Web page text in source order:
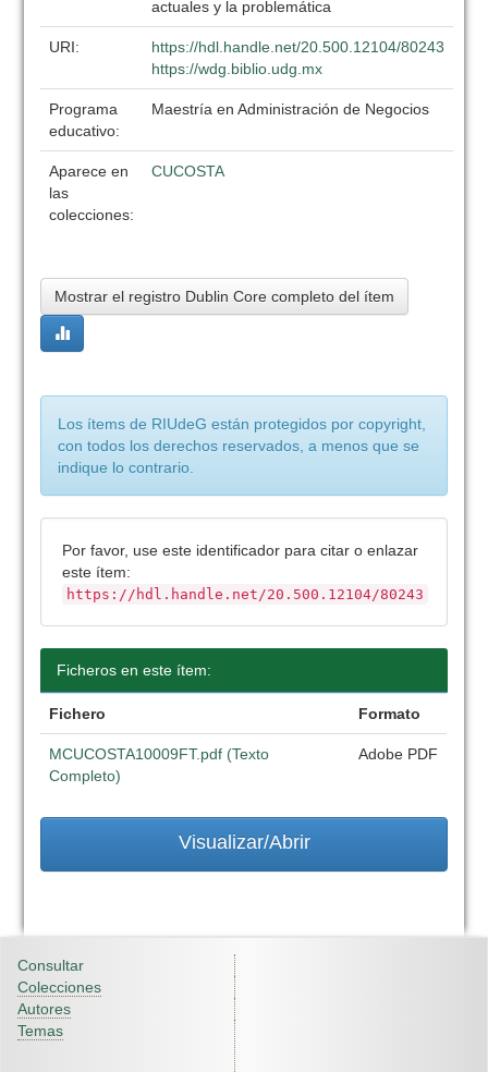
actuales y la problemática
URI:
https://hdl.handle.net/20.500.12104/80243
https://wdg.biblio.udg.mx
Programa
educativo:
Maestría en Administración de Negocios
Aparece en
las
colecciones:
CUCOSTA
Mostrar el registro Dublin Core completo del ítem
Los ítems de RIUdeG están protegidos por copyright,
con todos los derechos reservados, a menos que se
indique lo contrario.
Por favor, use este identificador para citar o enlazar
este ítem:
https://hdl.handle.net/20.500.12104/80243
Ficheros en este ítem:
Fichero Formato
MCUCOSTA10009FT.pdf (Texto
Completo)
Adobe PDF
Visualizar/Abrir
Consultar
Colecciones
Autores
Temas